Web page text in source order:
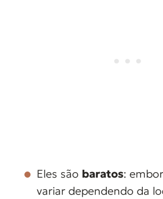
Eles são baratos:
variar dependendo da